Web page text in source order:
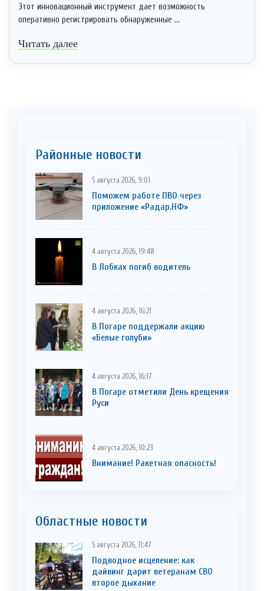
Этот инновационный инструмент дает возможность
оперативно регистрировать обнаруженные ...
Читать далее
Районные новости
5 августа 2026, 9:01
Поможем работе ПВО через
приложение «Радар.НФ»
4 августа 2026, 19:48
В Лобках погиб водитель
4 августа 2026, 16:21
В Погаре поддержали акцию
«Белые голуби»
4 августа 2026, 16:17
В Погаре отметили День крещения
Руси
4 августа 2026, 10:23
Внимание! Ракетная опасность!
Областные новости
5 августа 2026, 11:47
Подводное исцеление: как
дайвинг дарит ветеранам СВО
второе дыхание